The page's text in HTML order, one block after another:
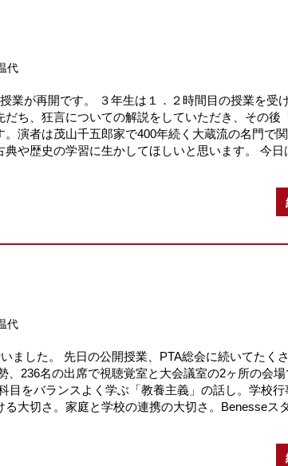
代
業が再開です。 ３年生は１．２時間目の授業を受
ち、狂言についての解説をしていただき、その後
演者は茂山千五郎家で400年続く大蔵流の名門で
や歴史の学習に生かしてほしいと思います。 今日
代
ました。 先日の公開授業、PTA総会に続いてたく
、236名の出席で視聴覚室と大会議室の2ヶ所の会場
目をバランスよく学ぶ「教養主義」の話し。学校
大切さ。家庭と学校の連携の大切さ。Benesseス